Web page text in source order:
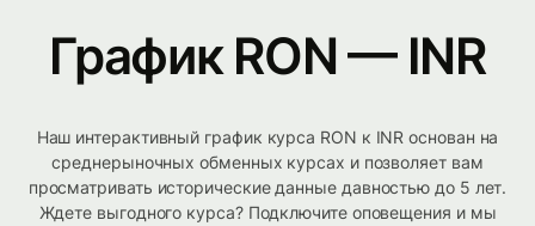
График RON — INR
Наш интерактивный график курса RON к INR основан на
среднерыночных обменных курсах и позволяет вам
просматривать исторические данные давностью до 5 лет.
Ждете выгодного курса? Подключите оповещения и мы